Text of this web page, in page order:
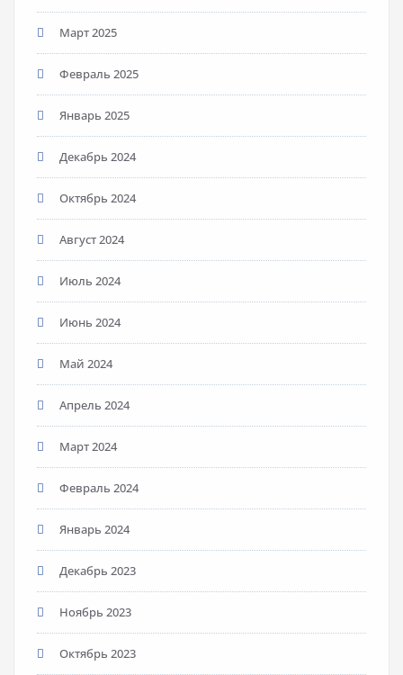
Март 2025
Февраль 2025
Январь 2025
Декабрь 2024
Октябрь 2024
Август 2024
Июль 2024
Июнь 2024
Май 2024
Апрель 2024
Март 2024
Февраль 2024
Январь 2024
Декабрь 2023
Ноябрь 2023
Октябрь 2023